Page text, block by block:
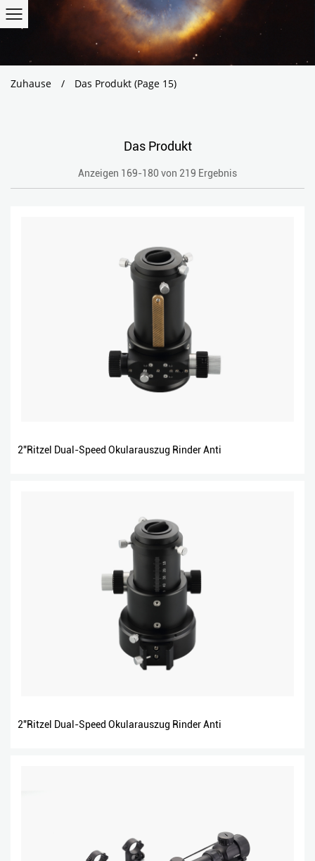
Zuhause / Das Produkt (Page 15)
Das Produkt
Anzeigen 169-180 von 219 Ergebnis
2″Ritzel Dual-Speed Okularauszug Rinder Anti
2″Ritzel Dual-Speed Okularauszug Rinder Anti